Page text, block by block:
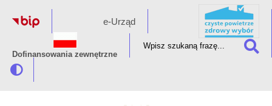
e-Urząd
Dofinansowania zewnętrzne